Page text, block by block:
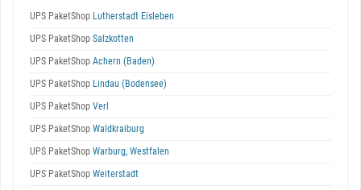
UPS PaketShop Lutherstadt Eisleben
UPS PaketShop Salzkotten
UPS PaketShop Achern (Baden)
UPS PaketShop Lindau (Bodensee)
UPS PaketShop Verl
UPS PaketShop Waldkraiburg
UPS PaketShop Warburg, Westfalen
UPS PaketShop Weiterstadt